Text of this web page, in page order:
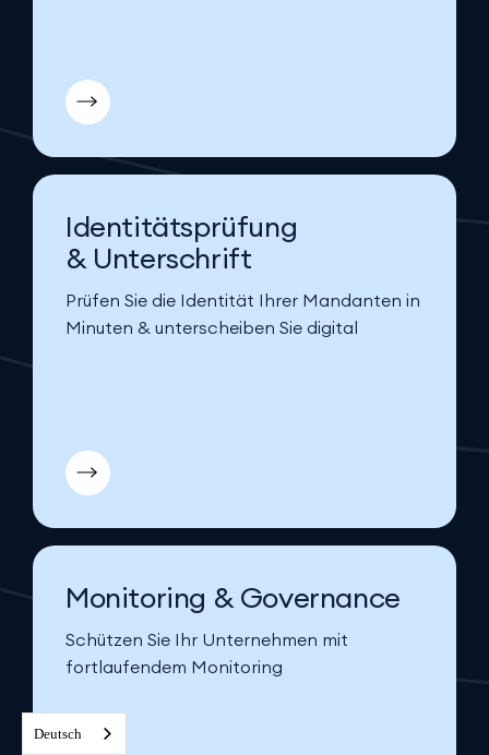
Identitätsprüfung
& Unterschrift
Prüfen Sie die Identität Ihrer Mandanten in
Minuten & unterscheiben Sie digital
Monitoring & Governance
Schützen Sie Ihr Unternehmen mit
fortlaufendem Monitoring
Deutsch